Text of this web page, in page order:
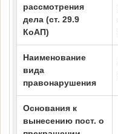
рассмотрения
дела (ст. 29.9
КоАП)
Наименование
вида
правонарушения
Основания к
вынесению пост. о